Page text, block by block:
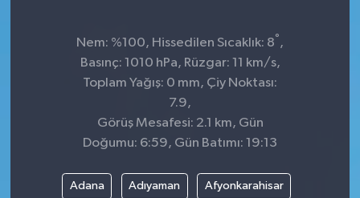
Nem: %100, Hissedilen Sıcaklık: 8° ,
Basınç: 1010 hPa, Rüzgar: 11 km/s,
Toplam Yağış: 0 mm, Çiy Noktası:
7.9,
Görüş Mesafesi: 2.1 km, Gün
Doğumu: 6:59, Gün Batımı: 19:13
Adana Adıyaman Afyonkarahisar